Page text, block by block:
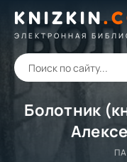
KNIZKIN.
ЭЛЕКТРОННАЯ
Болотник